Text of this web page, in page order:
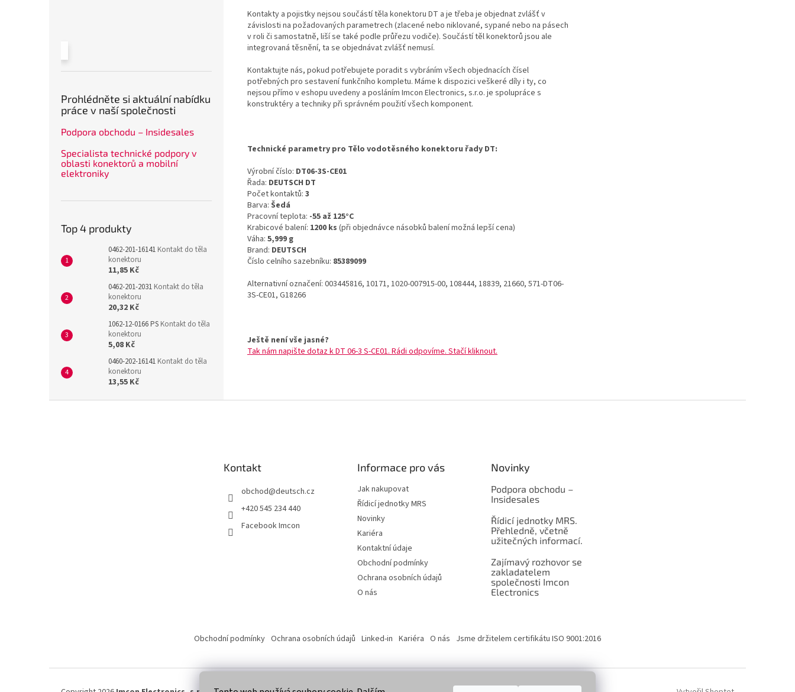
Prohlédněte si aktuální nabídku
práce v naší společnosti
Podpora obchodu – Insidesales
Specialista technické podpory v
oblasti konektorů a mobilní
elektroniky
Top 4 produkty
0462-201-16141 Kontakt do těla
konektoru
11,85 Kč
0462-201-2031 Kontakt do těla
konektoru
20,32 Kč
1062-12-0166 PS Kontakt do těla
konektoru
5,08 Kč
0460-202-16141 Kontakt do těla
konektoru
13,55 Kč
Kontakty a pojistky nejsou součástí těla konektoru DT a je třeba je objednat zvlášť v
závislosti na požadovaných parametrech (zlacené nebo niklované, sypané nebo na pásech
v roli či samostatně, liší se také podle průřezu vodiče). Součástí těl konektorů jsou ale
integrovaná těsnění, ta se objednávat zvlášť nemusí.
Kontaktujte nás, pokud potřebujete poradit s vybráním všech objednacích čísel
potřebných pro sestavení funkčního kompletu. Máme k dispozici veškeré díly i ty, co
nejsou přímo v eshopu uvedeny a posláním Imcon Electronics, s.r.o. je spolupráce s
konstruktéry a techniky při správném použití všech komponent.
Technické parametry pro Tělo vodotěsného konektoru řady DT:
Výrobní číslo: DT06-3S-CE01
Řada: DEUTSCH DT
Počet kontaktů: 3
Barva: Šedá
Pracovní teplota: -55 až 125°C
Krabicové balení: 1200 ks (při objednávce násobků balení možná lepší cena)
Váha: 5,999 g
Brand: DEUTSCH
Číslo celního sazebníku: 85389099
Alternativní označení: 003445816, 10171, 1020-007915-00, 108444, 18839, 21660, 571-DT06-
3S-CE01, G18266
Ještě není vše jasné?
Tak nám napište dotaz k DT 06-3 S-CE01. Rádi odpovíme. Stačí kliknout.
Kontakt
obchod@deutsch.cz
+420 545 234 440
Facebook Imcon
Informace pro vás
Jak nakupovat
Řídicí jednotky MRS
Novinky
Kariéra
Kontaktní údaje
Obchodní podmínky
Ochrana osobních údajů
O nás
Novinky
Podpora obchodu –
Insidesales
Řídicí jednotky MRS.
Přehledně, včetně
užitečných informací.
Zajímavý rozhovor se
zakladatelem
společnosti Imcon
Electronics
Obchodní podmínky Ochrana osobních údajů Linked-in Kariéra O nás Jsme držitelem certifikátu ISO 9001:2016